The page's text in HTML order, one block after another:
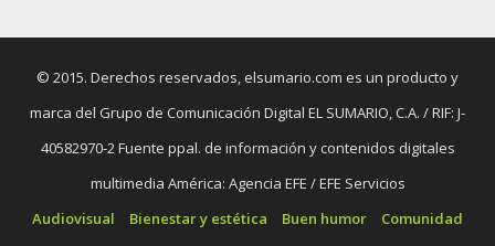
© 2015. Derechos reservados, elsumario.com es un producto y
marca del Grupo de Comunicación Digital EL SUMARIO, C.A. / RIF: J-
40582970-2 Fuente ppal. de información y contenidos digitales
multimedia América: Agencia EFE / EFE Servicios
Audiovisual
Bienestar y estética Buen humor
Comunidad